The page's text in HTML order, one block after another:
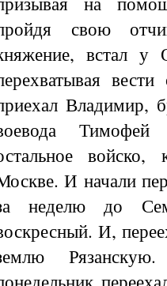
свою
встал у
Владимир,
войско,
И начали
неделю до
И,